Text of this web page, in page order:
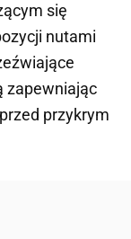
się
nutami
zapewniając
przykrym